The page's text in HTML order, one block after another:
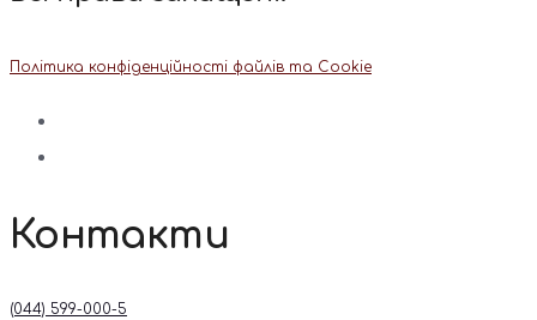
Політика конфіденційності файлів та Cookie
Контакти
(044) 599-000-5